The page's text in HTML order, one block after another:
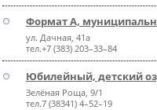
Формат А,
ул. Дачная, 41а
тел.+7 (383) 203–33–84
Юбилейный, детский
Зелёная Роща, 9/1
тел.7 (38341) 4–52–19